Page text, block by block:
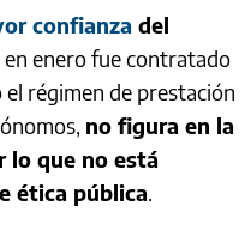
confianza del
en enero fue contratado
régimen de prestación
no figura en la
lo que no está
ética pública.